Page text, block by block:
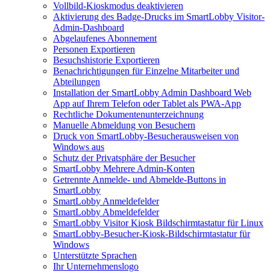
Vollbild-Kioskmodus deaktivieren
Aktivierung des Badge-Drucks im SmartLobby Visitor-
Admin-Dashboard
Abgelaufenes Abonnement
Personen Exportieren
Besuchshistorie Exportieren
Benachrichtigungen für Einzelne Mitarbeiter und
Abteilungen
Installation der SmartLobby Admin Dashboard Web
App auf Ihrem Telefon oder Tablet als PWA-App
Rechtliche Dokumentenunterzeichnung
Manuelle Abmeldung von Besuchern
Druck von SmartLobby-Besucherausweisen von
Windows aus
Schutz der Privatsphäre der Besucher
SmartLobby Mehrere Admin-Konten
Getrennte Anmelde- und Abmelde-Buttons in
SmartLobby
SmartLobby Anmeldefelder
SmartLobby Abmeldefelder
SmartLobby Visitor Kiosk Bildschirmtastatur für Linux
SmartLobby-Besucher-Kiosk-Bildschirmtastatur für
Windows
Unterstützte Sprachen
Ihr Unternehmenslogo